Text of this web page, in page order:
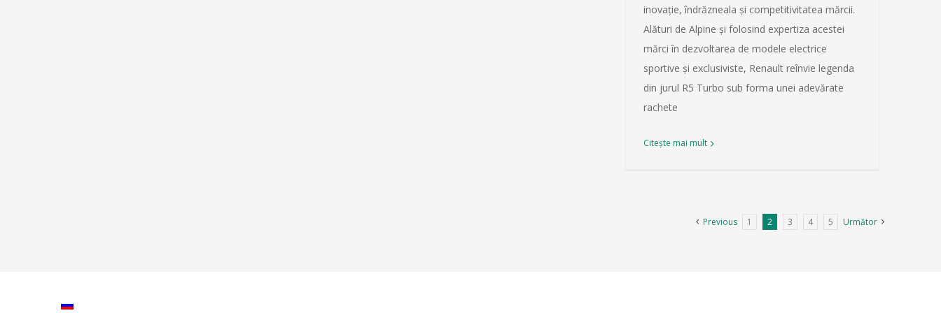
inovație, îndrăzneala și competitivitatea mărcii.
Alături de Alpine și folosind expertiza acestei
mărci în dezvoltarea de modele electrice
sportive și exclusiviste, Renault reînvie legenda
din jurul R5 Turbo sub forma unei adevărate
rachete
Citește mai mult
Previous 1 2 3 4 5 Următor